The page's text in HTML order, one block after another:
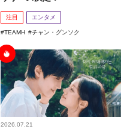
注目 エンタメ
TEAMH チャン・グンソク
2026.07.21